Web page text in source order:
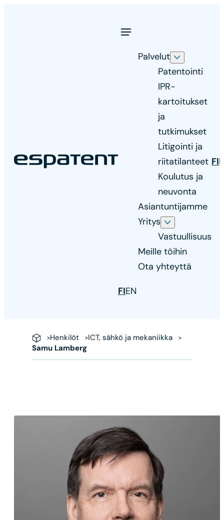
Espatent
Palvelut
Patentointi
IPR-
kartoitukset
ja
tutkimukset
Litigointi ja
riitatilanteet
Koulutus ja
neuvonta
Asiantuntijamme
Yritys
Vastuullisuus
Meille töihin
Ota yhteyttä
FIEN
FI
Henkilöt
ICT, sähkö ja mekaniikka
Samu Lamberg
Lamberg
Suomalainen
patenttiasiamies,
Eurooppapatenttiasiamies,
representative,